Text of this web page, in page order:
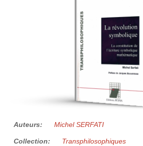
32.00€
Auteurs: Michel SERFATI
Collection: Transphilosophiques